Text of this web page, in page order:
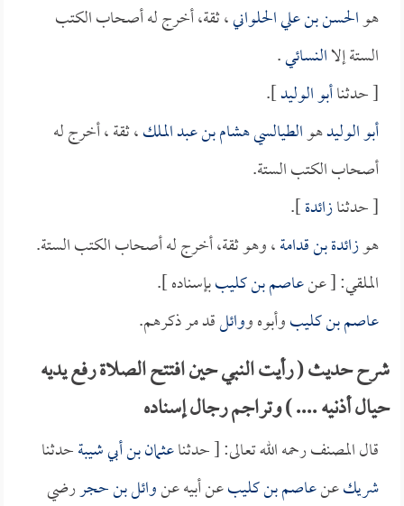
هوالحسن بن علي الحلواني، ثقة، أخرج له أصحاب الكتب
الستة إلاالنسائي.
[ حدثناأبو الوليد].
أبو الوليدهوالطيالسي هشام بن عبد الملك، ثقة ، أخرج له
أصحاب الكتب الستة.
[ حدثنازائدة].
هوزائدة بن قدامة، وهو ثقة، أخرج له أصحاب الكتب الستة.
الملقي: [ عنعاصم بن كليببإسناده ].
عاصم بن كليبوأبوه ووائلقد مر ذكرهم.
شرح حديث ( رأيت النبي حين افتتح الصلاة رفع يديه
حيال أذنيه .... ) وتراجم رجال إسناده
قال المصنف رحمه الله تعالى: [ حدثناعثمان بن أبي شيبةحدثنا
شريكعنعاصم بن كليبعن أبيه عنوائل بن حجررضي